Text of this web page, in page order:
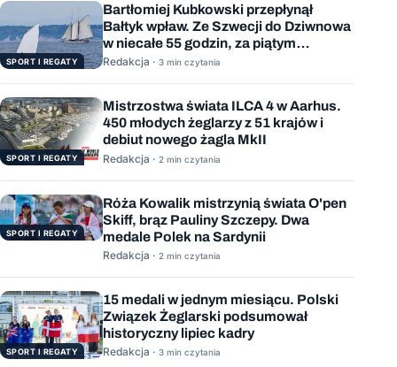
SPORT I REGATY
Bartłomiej Kubkowski przepłynął
Bałtyk wpław. Ze Szwecji do Dziwnowa
w niecałe 55 godzin, za piątym
podejściem
Redakcja · 3 min czytania
SPORT I REGATY
Mistrzostwa świata ILCA 4 w Aarhus.
450 młodych żeglarzy z 51 krajów i
debiut nowego żagla MkII
Redakcja · 2 min czytania
SPORT I REGATY
Róża Kowalik mistrzynią świata O'pen
Skiff, brąz Pauliny Szczepy. Dwa
medale Polek na Sardynii
Redakcja · 2 min czytania
SPORT I REGATY
15 medali w jednym miesiącu. Polski
Związek Żeglarski podsumował
historyczny lipiec kadry
Redakcja · 3 min czytania